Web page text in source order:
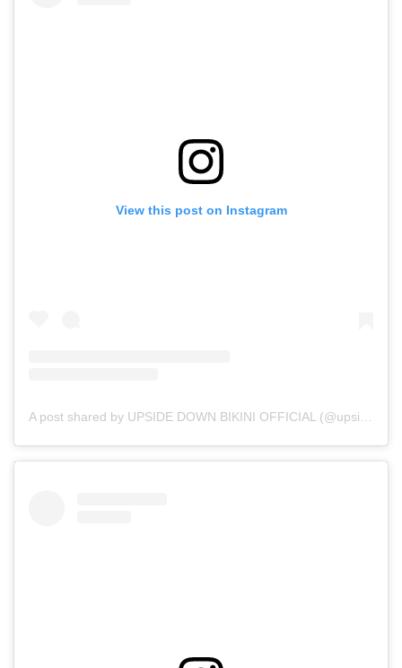
View this post on Instagram
A post shared by UPSIDE DOWN BIKINI OFFICIAL (@upsidedownbikini_official)